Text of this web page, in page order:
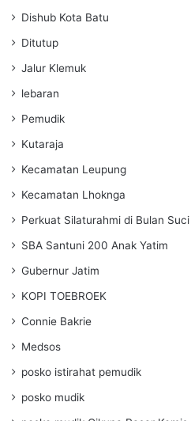
Dishub Kota Batu
Ditutup
Jalur Klemuk
lebaran
Pemudik
Kutaraja
Kecamatan Leupung
Kecamatan Lhoknga
Perkuat Silaturahmi di Bulan Suci
SBA Santuni 200 Anak Yatim
Gubernur Jatim
KOPI TOEBROEK
Connie Bakrie
Medsos
posko istirahat pemudik
posko mudik